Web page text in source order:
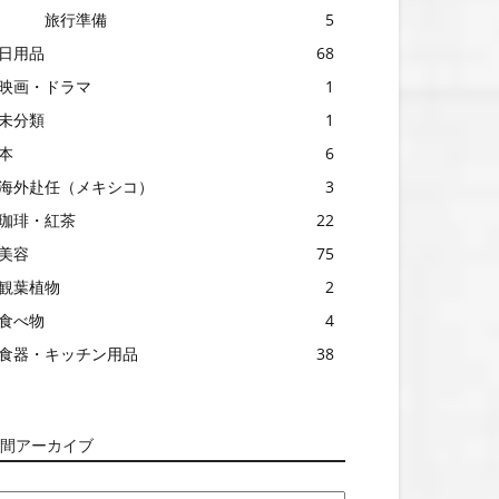
旅行準備
5
用品
68
画・ドラマ
1
分類
1
6
外赴任（メキシコ）
3
琲・紅茶
22
容
75
葉植物
2
べ物
4
器・キッチン用品
38
アーカイブ